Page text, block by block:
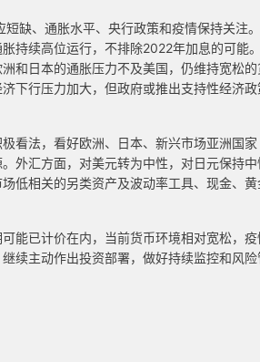
缺、通胀水平、央行政策和疫情保持关
持续高位运行，不排除2022年加息的可
和日本的通胀压力不及美国，仍维持宽松
下行压力加大，但政府或推出支持性经济政
看法，看好欧洲、日本、新兴市场亚洲国
外汇方面，对美元转为中性，对日元保持
低相关的另类资产及波动率工具、现金、黄
能已计价在内，当前货币环境相对宽松，
续主动作出投资部署，做好持续监控和风